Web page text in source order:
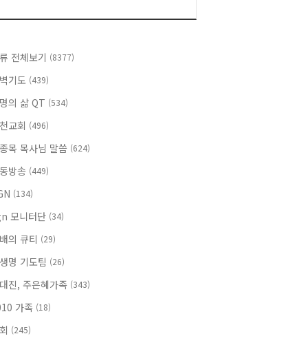
전체보기 (8377)
기도 (439)
의 삶 QT (534)
교회 (496)
목 목사님 말씀 (624)
방송 (449)
(134)
모니터단 (34)
의 큐티 (29)
명 기도팀 (26)
진, 주은혜가족 (343)
가족 (18)
(245)